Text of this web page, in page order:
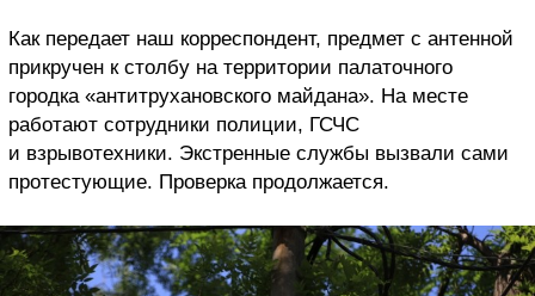
Как передает наш корреспондент, предмет с антенной
прикручен к столбу на территории палаточного
городка «антитрухановского майдана». На месте
работают сотрудники полиции, ГСЧС
и взрывотехники. Экстренные службы вызвали сами
протестующие. Проверка продолжается.